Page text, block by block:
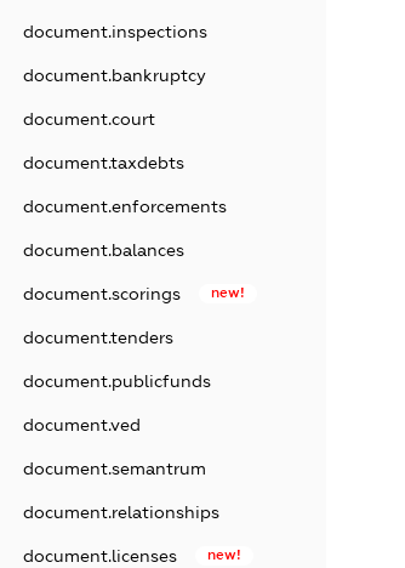
document.inspections
document.bankruptcy
document.court
document.taxdebts
document.enforcements
document.balances
document.scorings new!
document.tenders
document.publicfunds
document.ved
document.semantrum
document.relationships
document.licenses new!